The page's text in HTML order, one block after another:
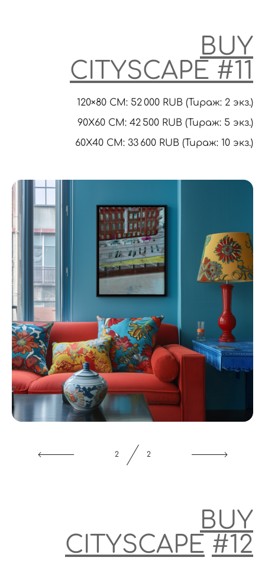
BUY
CITYSCAPE #11
120×80 CM: 52 000 RUB (Тираж: 2 экз.)
90X60 CM: 42 500 RUB (Тираж: 5 экз.)
60Х40 СМ: 33 600 RUB (Тираж: 10 экз.)
BUY
CITYSCAPE #12
1 2